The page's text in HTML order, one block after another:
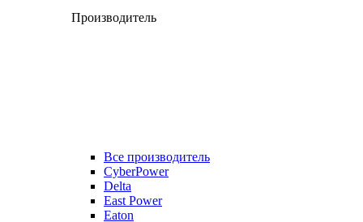
Производитель
Все производитель
CyberPower
Delta
East Power
Eaton